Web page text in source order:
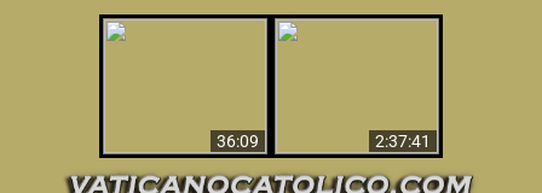
36:09
2:37:41